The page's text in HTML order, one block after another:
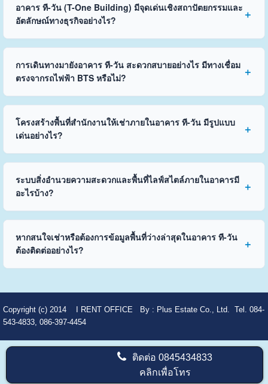
อาคาร ที-วัน (T-One Building) มีจุดเด่นเชิงสถาปัตยกรรมและ
อัตลักษณ์ทางธุรกิจอย่างไร?
การเดินทางมายังอาคาร ที-วัน สะดวกสบายอย่างไร มีทางเชื่อม
ตรงจากรถไฟฟ้า BTS หรือไม่?
โครงสร้างพื้นที่สำนักงานให้เช่าภายในอาคาร ที-วัน มีรูปแบบ
เด่นอย่างไร?
ระบบสิ่งอำนวยความสะดวกและพื้นที่ไลฟ์สไตล์ภายในอาคารมี
อะไรบ้าง?
หากสนใจเช่าหรือต้องการข้อมูลพื้นที่ว่างล่าสุดในอาคาร ที-วัน
ต้องติดต่ออย่างไร?
Copyright (c) 2014 I RENT OFFICE By : Plus Estate Co., Ltd. Tel. 084-
543-4833, 086-397-4454
ติดต่อ0845434833
คลิกเพื่อโทร